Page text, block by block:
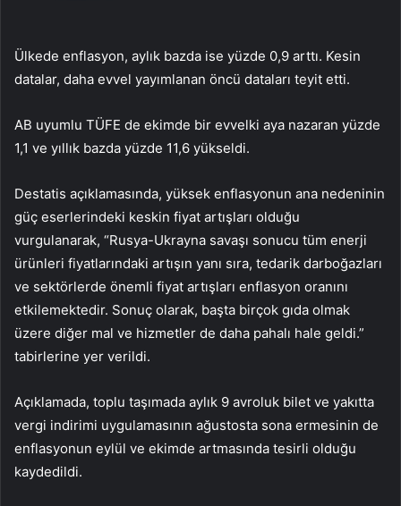
Ülkede enflasyon, aylık bazda ise yüzde 0,9 arttı. Kesin
datalar, daha evvel yayımlanan öncü dataları teyit etti.
AB uyumlu TÜFE de ekimde bir evvelki aya nazaran yüzde
1,1 ve yıllık bazda yüzde 11,6 yükseldi.
Destatis açıklamasında, yüksek enflasyonun ana nedeninin
güç eserlerindeki keskin fiyat artışları olduğu
vurgulanarak, “Rusya-Ukrayna savaşı sonucu tüm enerji
ürünleri fiyatlarındaki artışın yanı sıra, tedarik darboğazları
ve sektörlerde önemli fiyat artışları enflasyon oranını
etkilemektedir. Sonuç olarak, başta birçok gıda olmak
üzere diğer mal ve hizmetler de daha pahalı hale geldi.”
tabirlerine yer verildi.
Açıklamada, toplu taşımada aylık 9 avroluk bilet ve yakıtta
vergi indirimi uygulamasının ağustosta sona ermesinin de
enflasyonun eylül ve ekimde artmasında tesirli olduğu
kaydedildi.